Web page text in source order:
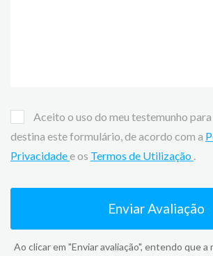
Aceito o uso do meu testemunho para
destina este formulário, de acordo com a
Privacidadee os Termos de Utilização .
Enviar Avaliação
Ao clicar em "Enviar avaliação", entendo que a